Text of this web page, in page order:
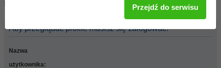
Skocz do:
Aby przeglądać profile musisz się zalogować.
Nazwa
użytkownika:
Przejdź do serwisu